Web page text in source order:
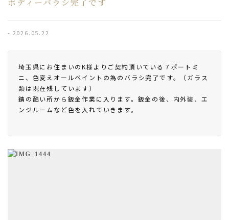
- 2026.05.22
埼玉県にお住まいのK様よりご契約頂いている７ポートミ
ニ、色変えオールペイントの為のバラシ完了です。（ガラス
類は現在残しています）
錆の酷い所から鈑金作業に入ります。鈑金の後、内外装、エ
ンジルームなど色を入れていきます。